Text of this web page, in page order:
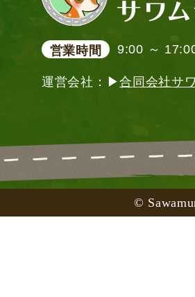
営業時間 9:00 ～
運営会社：▶合同会社サ
©